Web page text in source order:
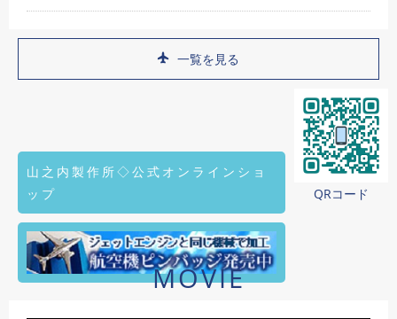
一覧を見る
山之内製作所◇公式オンラインショ
ップ
QRコード
MOVIE